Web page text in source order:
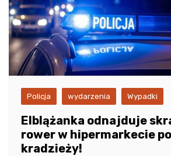
Policja wydarzenia Wypadki
Elblążanka odnajduje
rower w hipermarkecie
kradzieży!